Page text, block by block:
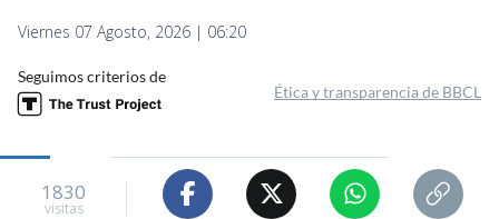
Viernes 07 Agosto, 2026 | 06:20
Seguimos criterios de
Ética y transparencia de BBCL
1830
visitas